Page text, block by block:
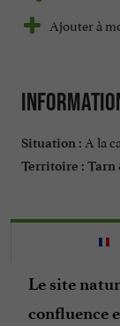
Ajouter à
Situation : A la
Territoire : Tarn
Le site
confluence